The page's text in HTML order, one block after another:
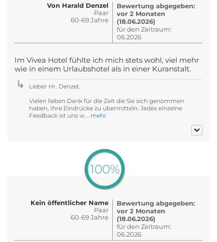
Von Harald Denzel
Paar
60-69 Jahre
Bewertung abgegeben:
vor 2 Monaten
(18.06.2026)
für den Zeitraum:
06.2026
Im Vivea Hotel fühlte ich mich stets wohl, viel mehr
wie in einem Urlaubshotel als in einer Kuranstalt.
Lieber Hr. Denzel,
Vielen lieben Dank für die Zeit die Sie sich genommen
haben, Ihre Eindrücke zu übermitteln. Jedes einzelne
Feedback ist uns w... mehr
100%
Kein öffentlicher Name
Paar
60-69 Jahre
Bewertung abgegeben:
vor 2 Monaten
(18.06.2026)
für den Zeitraum:
06.2026